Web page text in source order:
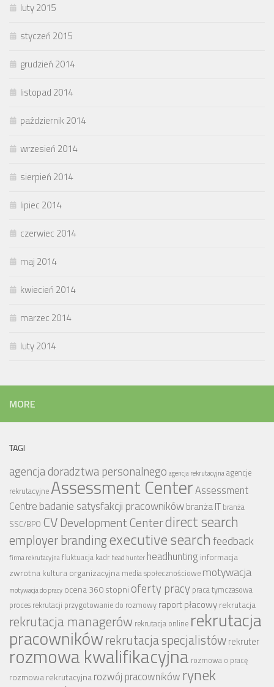
luty 2015
styczeń 2015
grudzień 2014
listopad 2014
październik 2014
wrzesień 2014
sierpień 2014
lipiec 2014
czerwiec 2014
maj 2014
kwiecień 2014
marzec 2014
luty 2014
MORE
TAGI
agencja doradztwa personalnego agencja rekrutacyjnaagencje
rekrutacyjne Assessment CenterAssessment
Centre badanie satysfakcji pracownikówbranża IT branża
SSC/BPO CV Development Centerdirect search
employer brandingexecutive searchfeedback
firma rekrutacyjnafluktuacja kadr head hunter headhunting informacja
zwrotnakultura organizacyjna media społecznościowe motywacja
motywacja do pracy ocena 360 stopni oferty pracy praca tymczasowa
proces rekrutacji przygotowanie do rozmowy raport płacowyrekrutacja
rekrutacja managerów rekrutacja online rekrutacja
pracownikówrekrutacja specjalistówrekruter
rozmowa kwalifikacyjna rozmowa o pracę
rozmowa rekrutacyjnarozwój pracowników rynek